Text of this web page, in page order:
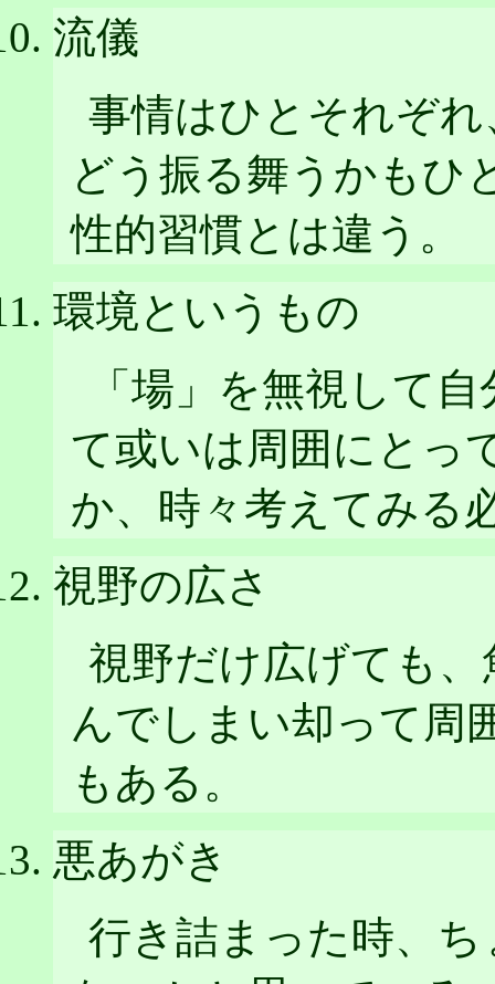
流儀
事情はひとそれぞ
どう振る舞うかもひ
性的習慣とは違う。
環境というもの
「場」を無視して
て或いは周囲にとっ
か、時々考えてみる
視野の広さ
視野だけ広げても
んでしまい却って周
もある。
悪あがき
行き詰まった時、